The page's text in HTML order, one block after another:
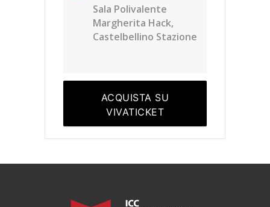
Sala Polivalente
Margherita Hack,
Castelbellino Stazione
ACQUISTA SU
VIVATICKET